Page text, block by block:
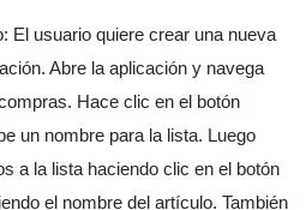
El usuario quiere crear una nueva
Abre la aplicación y navega
Hace clic en el botón
un nombre para la lista. Luego
a la lista haciendo clic en el botón
el nombre del artículo. También